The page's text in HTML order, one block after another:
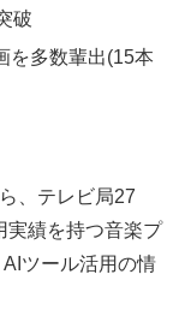
破
を多数輩出(15本
、テレビ局27
実績を持つ音楽プ
ツール活用の情